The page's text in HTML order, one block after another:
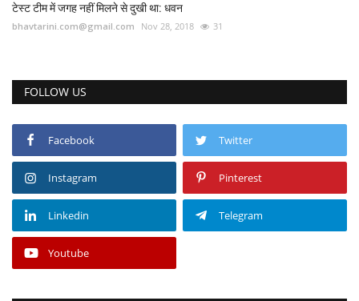
टेस्ट टीम में जगह नहीं मिलने से दुखी था: धवन
bhavtarini.com@gmail.com Nov 28, 2018 31
FOLLOW US
Facebook Twitter
Instagram Pinterest
Linkedin Telegram
Youtube